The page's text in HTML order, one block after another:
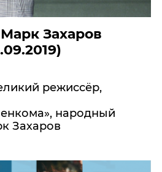
Захаров
режиссёр,
народный
Захаров